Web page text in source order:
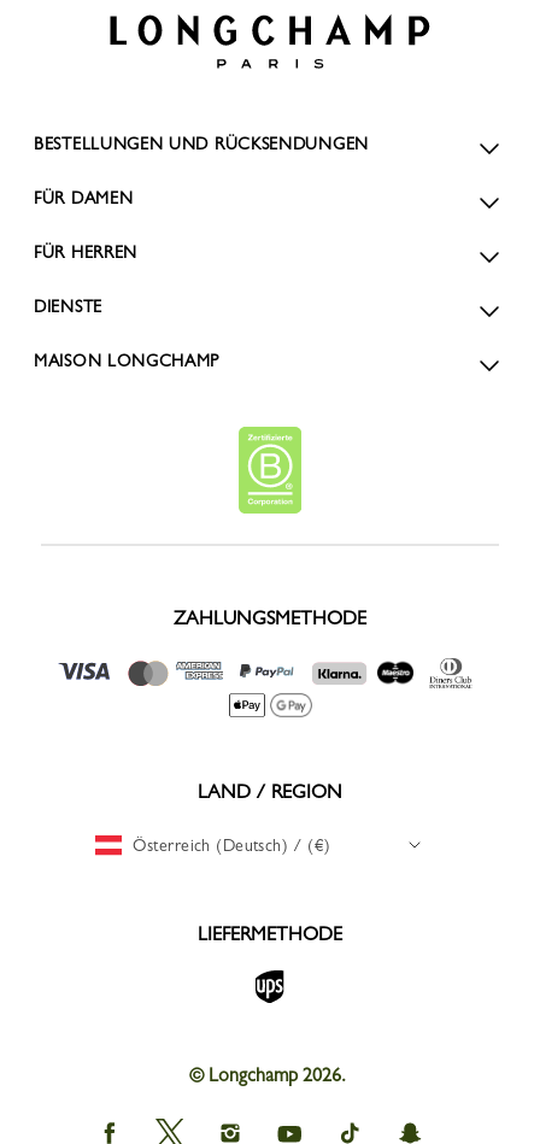
BESTELLUNGEN UND RÜCKSENDUNGEN
FÜR DAMEN
FÜR HERREN
DIENSTE
MAISON LONGCHAMP
ZAHLUNGSMETHODE
LAND / REGION
Österreich (Deutsch) / (€)
LIEFERMETHODE
© Longchamp 2026.
LongchampLongchampLongchampLongchampLongchampLongchamp